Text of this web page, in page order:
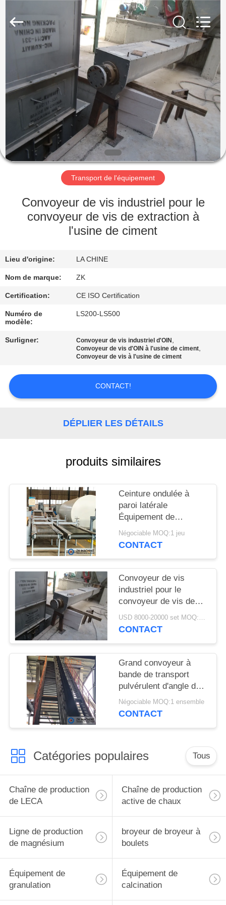
MAISON
PRODUITS
VIDÉOS
EXPOSITION
DE
NOUS
VISITE
D'USINE
CONTRÔLE
QUALITÉ
NOUVELLES
DEMANDEZ
UNE
CITATION
PLAN
DU
SITE
POLITIQUE
DE
CONFIDENTIALITÉ
CO.Ltd.
Rights
Reserved.
Developed
Transport de l'équipement
Convoyeur de vis industriel pour le
convoyeur de vis de extraction à
l'usine de ciment
Lieu d'origine: LA CHINE
Nom de marque: ZK
Certification: CE ISO Certification
Numéro de
modèle:
LS200-LS500
Surligner: Convoyeur de vis industriel d'OIN ,
Convoyeur de vis d'OIN à l'usine de ciment,
Convoyeur de vis à l'usine de ciment
CONTACT!
DÉPLIER LES DÉTAILS
produits similaires
Ceinture ondulée à
paroi latérale
Équipement de
transport Industrie
minière Économie
Négociable MOQ:1 jeu
CONTACT
Convoyeur de vis
industriel pour le
convoyeur de vis de
extraction à l'usine de
ciment
USD 8000-20000 set MOQ:1 ensemble
CONTACT
Grand convoyeur à
bande de transport
pulvérulent d'angle de
l'équipement 300m3/H
90°
Négociable MOQ:1 ensemble
CONTACT
Catégories populaires Tous
Chaîne de production
de LECA
Chaîne de production
active de chaux
Ligne de production
de magnésium
broyeur de broyeur à
boulets
Équipement de
granulation
Équipement de
calcination